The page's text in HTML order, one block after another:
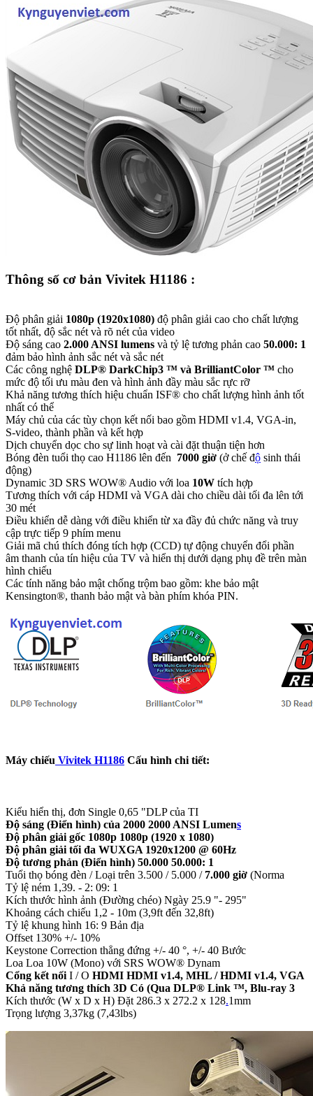
Thông số cơ bản Vivitek H1186 :
Độ phân giải 1080p (1920x1080) độ phân giải cao cho chất lượng
tốt nhất, độ sắc nét và rõ nét của video
Độ sáng cao 2.000 ANSI lumens và tỷ lệ tương phản cao 50.000: 1
đảm bảo hình ảnh sắc nét và sắc nét
Các công nghệ DLP® DarkChip3 ™ và BrilliantColor ™ cho
mức độ tối ưu màu đen và hình ảnh đầy màu sắc rực rỡ
Khả năng tương thích hiệu chuẩn ISF® cho chất lượng hình ảnh tốt
nhất có thể
Máy chủ của các tùy chọn kết nối bao gồm HDMI v1.4, VGA-in,
S-video, thành phần và kết hợp
Dịch chuyển dọc cho sự linh hoạt và cài đặt thuận tiện hơn
Bóng đèn tuổi thọ cao H1186 lên đến 7000 giờ (ở chế độ sinh thái
động)
Dynamic 3D SRS WOW® Audio với loa 10W tích hợp
Tương thích với cáp HDMI và VGA dài cho chiều dài tối đa lên tới
30 mét
Điều khiển dễ dàng với điều khiển từ xa đầy đủ chức năng và truy
cập trực tiếp 9 phím menu
Giải mã chú thích đóng tích hợp (CCD) tự động chuyển đổi phần
âm thanh của tín hiệu của TV và hiển thị dưới dạng phụ đề trên màn
hình chiếu
Các tính năng bảo mật chống trộm bao gồm: khe bảo mật
Kensington®, thanh bảo mật và bàn phím khóa PIN.
Máy chiếu Vivitek H1186 Cấu hình chi tiết:
Kiểu hiển thị, đơn Single 0,65 "DLP của TI
Độ sáng (Điển hình) của 2000 2000 ANSI Lumens
Độ phân giải gốc 1080p 1080p (1920 x 1080)
Độ phân giải tối đa WUXGA 1920x1200 @ 60Hz
Độ tương phản (Điển hình) 50.000 50.000: 1
Tuổi thọ bóng đèn / Loại trên 3.500 / 5.000 / 7.000 giờ (Norma
Tỷ lệ ném 1,39. - 2: 09: 1
Kích thước hình ảnh (Đường chéo) Ngày 25.9 "- 295"
Khoảng cách chiếu 1,2 - 10m (3,9ft đến 32,8ft)
Tỷ lệ khung hình 16: 9 Bản địa
Offset 130% +/- 10%
Keystone Correction thẳng đứng +/- 40 °, +/- 40 Bước
Loa Loa 10W (Mono) với SRS WOW® Dynam
Cổng kết nối I / O HDMI HDMI v1.4, MHL / HDMI v1.4, VGA
Khả năng tương thích 3D Có (Qua DLP® Link ™, Blu-ray 3
Kích thước (W x D x H) Đặt 286.3 x 272.2 x 128.1mm
Trọng lượng 3,37kg (7,43lbs)